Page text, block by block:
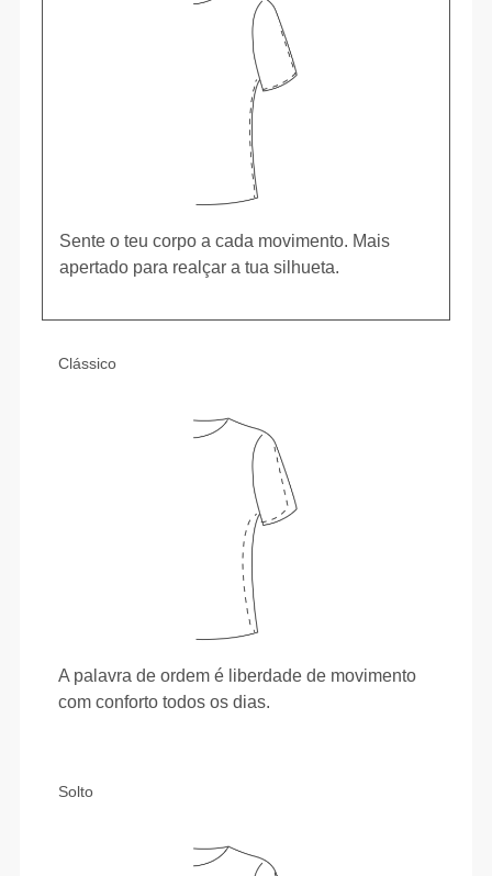
Sente o teu corpo a cada movimento. Mais
apertado para realçar a tua silhueta.
Clássico
A palavra de ordem é liberdade de movimento
com conforto todos os dias.
Solto